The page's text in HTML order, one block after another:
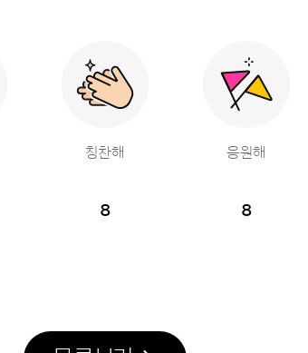
칭찬해
8
응원해
8